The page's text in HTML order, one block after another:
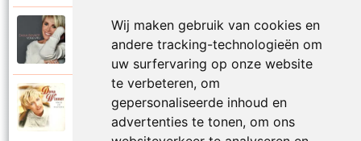
Wij maken gebruik van cookies en
andere tracking-technologieën om
uw surfervaring op onze website
te verbeteren, om
gepersonaliseerde inhoud en
advertenties te tonen, om ons
Dana Winner
Vogelvrij
Dana Winner
Volg je natuur